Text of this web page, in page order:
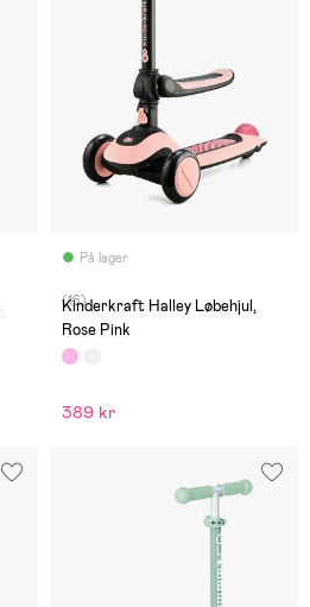
På lager
(16)
Kinderkraft Halley Løbehjul,
Rose Pink
389 kr